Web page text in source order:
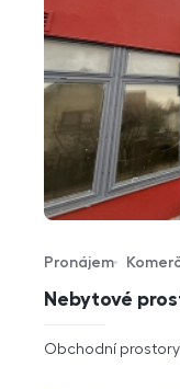
Nebytové
Typ nabídky
Pronájem
Typ nemovitosti
Virtuální prohlídka
rozměry
dispozice
Obchodní prostory